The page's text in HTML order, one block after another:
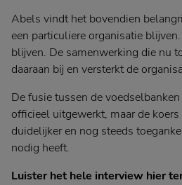
Abels vindt het bovendien
een particuliere organisatie
blijven. De samenwerking die nu
daaraan bij en versterkt de
De fusie tussen de
officieel uitgewerkt, maar de
duidelijker en nog steeds
nodig heeft.
Luister het hele interview hier